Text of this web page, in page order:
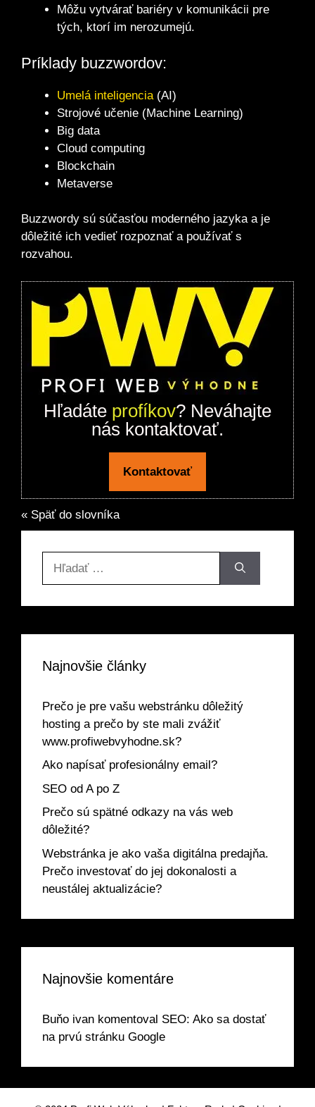
Môžu vytvárať bariéry v komunikácii pre
tých, ktorí im nerozumejú.
Príklady buzzwordov:
Umelá inteligencia (AI)
Strojové učenie (Machine Learning)
Big data
Cloud computing
Blockchain
Metaverse
Buzzwordy sú súčasťou moderného jazyka a je
dôležité ich vedieť rozpoznať a používať s
rozvahou.
Hľadáte profíkov? Neváhajte
nás kontaktovať.
Kontaktovať
« Späť do slovníka
Najnovšie články
Prečo je pre vašu webstránku dôležitý
hosting a prečo by ste mali zvážiť
www.profiwebvyhodne.sk?
Ako napísať profesionálny email?
SEO od A po Z
Prečo sú spätné odkazy na vás web
dôležité?
Webstránka je ako vaša digitálna predajňa.
Prečo investovať do jej dokonalosti a
neustálej aktualizácie?
Najnovšie komentáre
Buňo ivan komentoval SEO: Ako sa dostať
na prvú stránku Google